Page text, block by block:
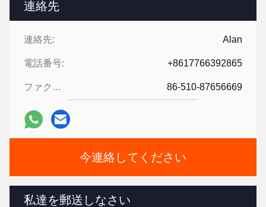
連絡先
連絡先: Alan
電話番号: +8617766392865
ファクシミリ: 86-510-87656669
今連絡してください
私達を郵送しなさい